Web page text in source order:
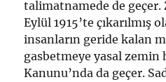
talimatnamede de geçer.
Eylül 1915’te çıkarılmış
insanların geride kalan
gasbetmeye yasal zemin
Kanunu’nda da geçer.